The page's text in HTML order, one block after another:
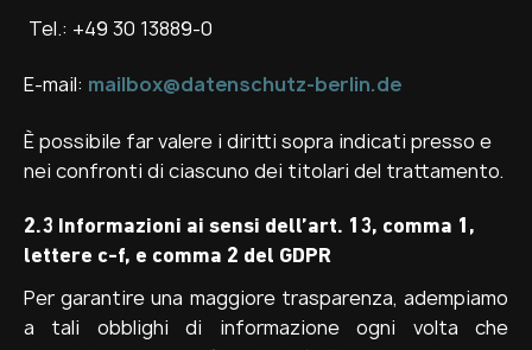
Tel.: +49 30 13889-0
E-mail: mailbox@datenschutz-berlin.de
È possibile far valere i diritti sopra indicati presso e
nei confronti di ciascuno dei titolari del trattamento.
2.3 Informazioni ai sensi dell’art. 13, comma 1,
lettere c-f, e comma 2 del GDPR
Per garantire una maggiore trasparenza, adempiamo
a tali obblighi di informazione ogni volta che